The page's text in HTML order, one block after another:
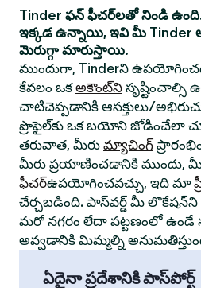
Tinder ఫన్ ఫీచర్‌లతో నిండి
ఇక్కడ ఉన్నాయి, ఇవి మీ Tinder
మెరుగ్గా మారుస్తాయి.
ముందుగా, Tinderని
కేవలం ఒకఅకౌంట్‌ని సృష్టించాల్సి
చాటిచెప్పడానికి ఆసక్తులు/
ప్రొఫైల్‌కు ఒక బయోని జోడించేలా
తరువాత, మీరు మ్యాచింగ్
మీరు ప్రయాణించడానికి ముందు,
ఫీచర్ఉపయోగించవచ్చు, ఇది మా
చేర్చబడింది. పాస్‌వర్డ్ మీ
మరో నగరం లేదా పట్టణంలో ఉండే
అవ్వడానికి మిమ్మల్ని
ఏదైనా ప్రదేశానికి పాస్‌పోర్ట్